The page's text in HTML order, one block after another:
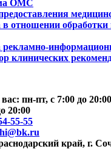
ОМС
отношении обработки
рекламно-
клинических
пн-пт, с 7:00 до
20:00
55-55
край, г.